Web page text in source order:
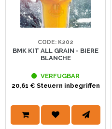
CODE: K202
BMK KIT ALL GRAIN - BIERE
BLANCHE
VERFUGBAR
20,61 € Steuern inbegriffen